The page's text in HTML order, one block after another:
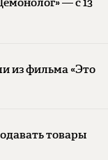
из фильма «Это
товары